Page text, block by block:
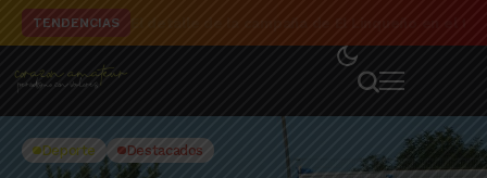
TENDENCIAS
Deporte Destacados